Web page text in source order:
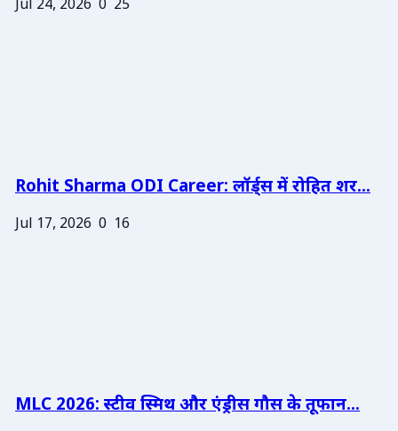
Jul 24, 2026 0 25
Rohit Sharma ODI Career: लॉर्ड्स में रोहित शर...
Jul 17, 2026 0 16
MLC 2026: स्टीव स्मिथ और एंड्रीस गौस के तूफान...